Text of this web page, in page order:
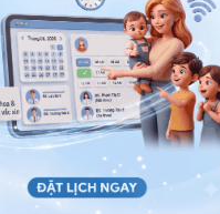
phổilà tiêu chuẩn
dịch màng phổi, chọc
đoán và giảm triệu
nhờ tính chất dịch
có thể có màu vàng